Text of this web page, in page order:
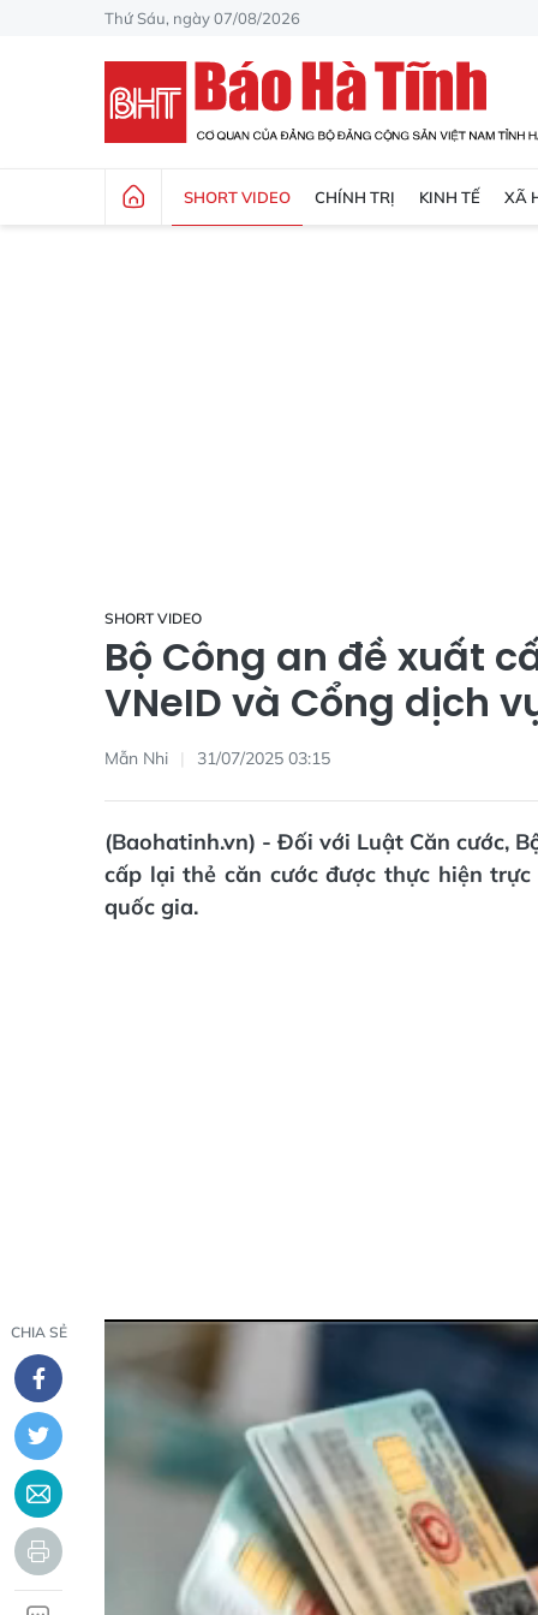
Thứ Sáu, ngày 07/08/2026
SHORT VIDEO CHÍNH TRỊ KINH TẾ XÃ
SHORT VIDEO
Bộ Công an đề xuất
VNeID và Cổng dịch
Mẫn Nhi 31/07/2025 03:15
(Baohatinh.vn) - Đối với Luật Căn cước,
cấp lại thẻ căn cước được thực hiện
quốc gia.
CHIA SẺ